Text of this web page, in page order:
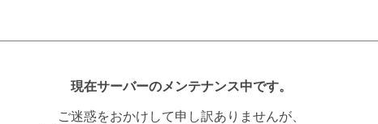
現在サーバーのメンテナンス中です。
ご迷惑をおかけして申し訳ありませんが、